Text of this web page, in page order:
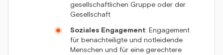
gesellschaftlichen Gruppe oder der
Gesellschaft
Soziales Engagement: Engagement
für benachteiligte und notleidende
Menschen und für eine gerechtere